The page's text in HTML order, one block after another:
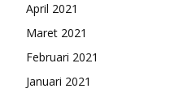
April 2021
Maret 2021
Februari 2021
Januari 2021